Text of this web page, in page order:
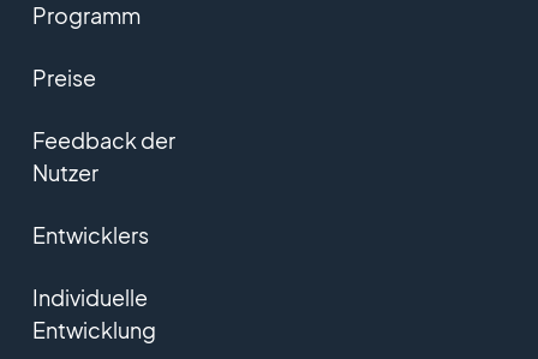
Programm
Preise
Feedback der
Nutzer
Entwicklers
Individuelle
Entwicklung